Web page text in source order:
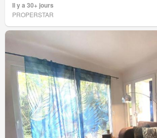
Il y a 30+ jours
PROPERSTAR